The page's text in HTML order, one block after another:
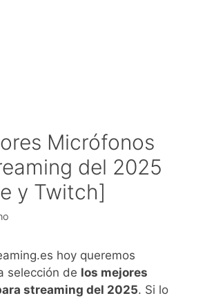
Micrófonos
del 2025
y Twitch]
hoy queremos
selección de los mejores
streaming del 2025. Si lo